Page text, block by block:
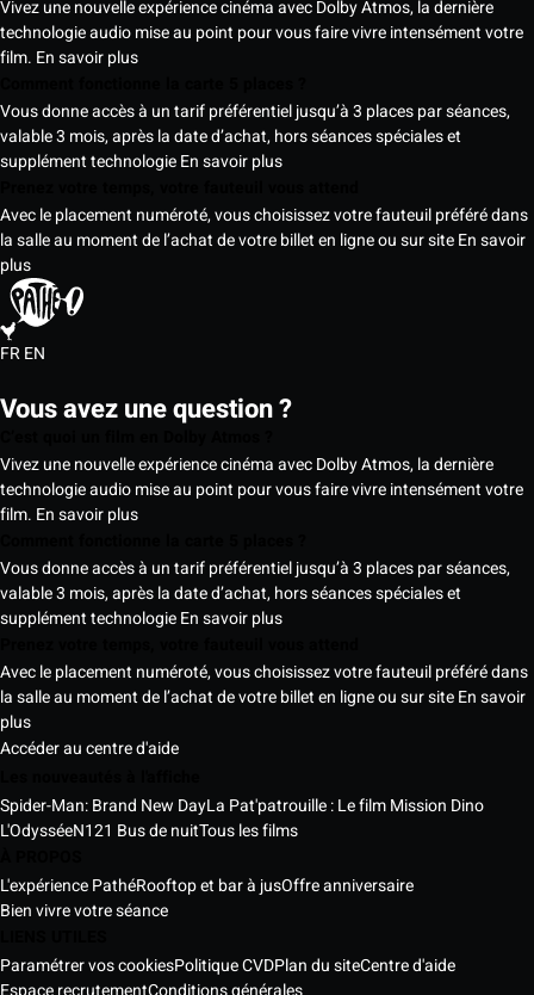
Vivez une nouvelle expérience cinéma avec Dolby Atmos, la dernière
technologie audio mise au point pour vous faire vivre intensément votre
film. En savoir plus
Vous donne accès à un tarif préférentiel jusqu’à 3 places par séances,
valable 3 mois, après la date d’achat, hors séances spéciales et
supplément technologieEn savoir plus
Avec le placement numéroté, vous choisissez votre fauteuil préféré dans
la salle au moment de l’achat de votre billet en ligne ou sur siteEn savoir
plus
FREN
Vous avez une question ?
Vivez une nouvelle expérience cinéma avec Dolby Atmos, la dernière
technologie audio mise au point pour vous faire vivre intensément votre
film. En savoir plus
Vous donne accès à un tarif préférentiel jusqu’à 3 places par séances,
valable 3 mois, après la date d’achat, hors séances spéciales et
supplément technologieEn savoir plus
Avec le placement numéroté, vous choisissez votre fauteuil préféré dans
la salle au moment de l’achat de votre billet en ligne ou sur siteEn savoir
plus
Accéder au centre d'aide
Spider-Man: Brand New DayLa Pat'patrouille : Le film Mission Dino
L'OdysséeN121 Bus de nuitTous les films
L'expérience PathéRooftop et bar à jusOffre anniversaire
Bien vivre votre séance
Paramétrer vos cookiesPolitique CVDPlan du siteCentre d'aide